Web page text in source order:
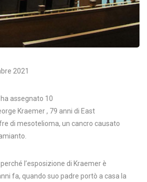
2021
assegnato 10
Kraemer, 79 anni di East
di mesotelioma, un cancro causato
l’esposizione di Kraemer è
fa, quando suo padre portò a casa la